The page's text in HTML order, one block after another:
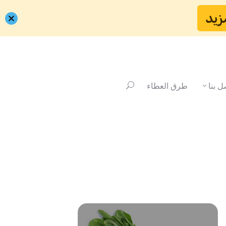
بنا طرق العطاء